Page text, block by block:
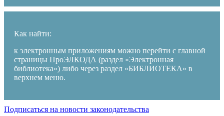
Как найти:
к электронным приложениям можно перейти с главной
страницы ПроЭЛКОДА (раздел «Электронная
библиотека») либо через раздел «БИБЛИОТЕКА» в
верхнем меню.
Подписаться на новости законодательства